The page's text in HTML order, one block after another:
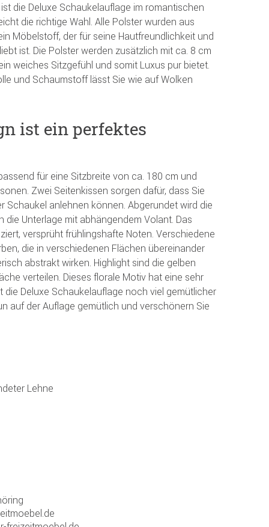
die Deluxe Schaukelauflage im romantischen
die richtige Wahl. Alle Polster wurden aus
Möbelstoff, der für seine Hautfreundlichkeit und
ist. Die Polster werden zusätzlich mit ca. 8 cm
weiches Sitzgefühl und somit Luxus pur bietet.
und Schaumstoff lässt Sie wie auf Wolken
ist ein perfektes
für eine Sitzbreite von ca. 180 cm und
Zwei Seitenkissen sorgen dafür, dass Sie
Schaukel anlehnen können. Abgerundet wird die
die Unterlage mit abhängendem Volant. Das
versprüht frühlingshafte Noten. Verschiedene
die in verschiedenen Flächen übereinander
abstrakt wirken. Highlight sind die gelben
verteilen. Dieses florale Motiv hat eine sehr
die Deluxe Schaukelauflage noch viel gemütlicher
auf der Auflage gemütlich und verschönern Sie
Lehne